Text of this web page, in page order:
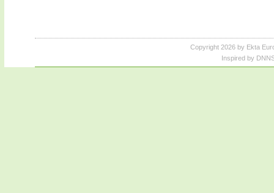
Copyright 2026 by Ekta
Inspired by